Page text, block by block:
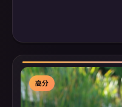
高分